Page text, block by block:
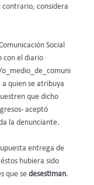
contrario, considera
Social
con el diario
quien se atribuya
que dicho
aceptó
la denunciante.
entrega de
hubiera sido
que se desestiman.